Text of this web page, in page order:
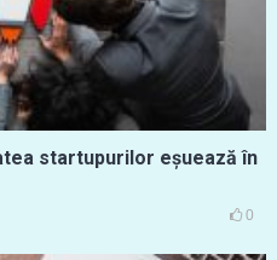
startupurilor eșuează în
0